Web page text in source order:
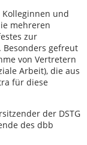
und
mehreren
zur
gefreut
von Vertretern
Arbeit), die aus
für diese
der DSTG
des dbb